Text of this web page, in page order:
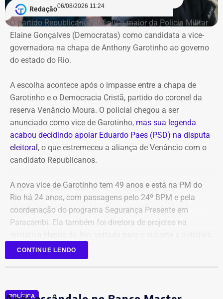
Redação06/08/2026 11:24
O partido Republicanos definiu a major da Polícia Militar
Elaine Gonçalves (Democratas) como candidata a vice-
governadora na chapa de Anthony Garotinho ao governo
do estado do Rio.
A escolha acontece após o impasse entre a chapa de
Garotinho e o Democracia Cristã, partido do coronel da
reserva Venâncio Moura. O policial chegou a ser
anunciado como vice de Garotinho, mas sua legenda
acabou decidindo apoiar Eduardo Paes (PSD) na disputa
eleitoral, o que estremeceu a aliança de Venâncio com o
candidato Republicanos.
A nova vice de Garotinho tem 49 anos e está na PM do
Rio há 24 anos, com passagens pelo 24º BPM e pela
coordenação do programa Segurança Presente em
Paracambi. Ela também foi diretora de projetos na
feridos e a familiares de agentes falecidos.
CONTINUE LENDO
POLÍTICA